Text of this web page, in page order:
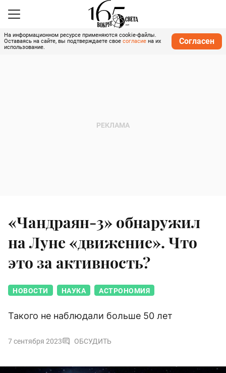
На информационном ресурсе применяются cookie-файлы.
Оставаясь на сайте, вы подтверждаете свое согласие на их
использование.
Согласен
«Чандраян-3» обнаружил
на Луне «движение». Что
это за активность?
НОВОСТИ НАУКА АСТРОНОМИЯ
Такого не наблюдали больше 50 лет
7 сентября 2023 ОБСУДИТЬ